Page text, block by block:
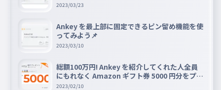
2023/03/23
Ankey を最上部に固定できるピン留め機能を使
ってみよう📌
2023/03/10
総額100万円! Ankey を紹介してくれた人全員
にもれなく Amazon ギフト券 5000 円分をプレ
ゼントキャンペーン!!
2023/02/10